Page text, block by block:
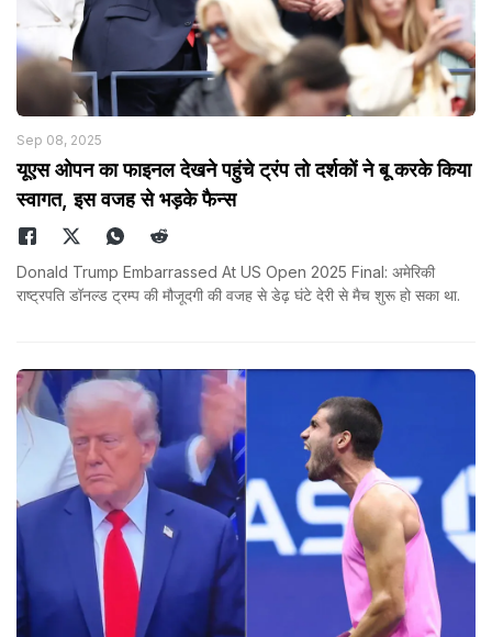
Sep 08, 2025
यूएस ओपन का फाइनल देखने पहुंचे ट्रंप तो दर्शकों ने बू करके किया
स्वागत, इस वजह से भड़के फैन्स
Donald Trump Embarrassed At US Open 2025 Final: अमेरिकी
राष्ट्रपति डॉनल्ड ट्रम्प की मौजूदगी की वजह से डेढ़ घंटे देरी से मैच शुरू हो सका था.